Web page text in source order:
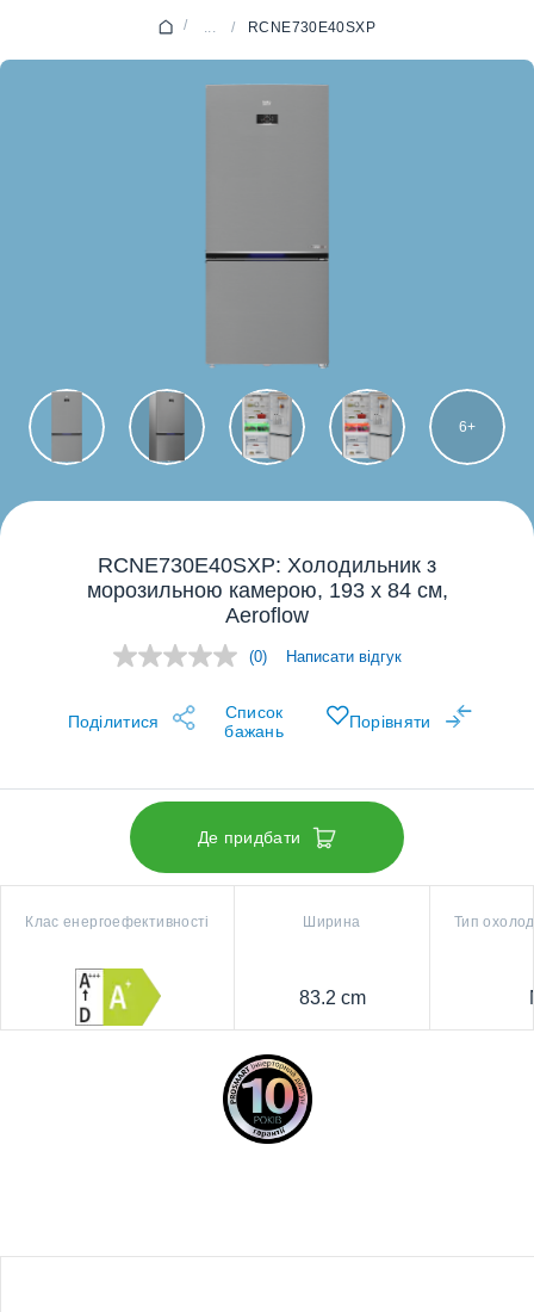
/ ... / RCNE730E40SXP
6
RCNE730E40SXP: Холодильник з
морозильною камерою, 193 x 84 см,
Aeroflow
Оцінка
Відкриється
у
цій
(0) Написати відгук
Поділитися
Список
бажань
Порівняти
Де придбати
Клас енергоефективності Ширина
83.2 cm
Тип